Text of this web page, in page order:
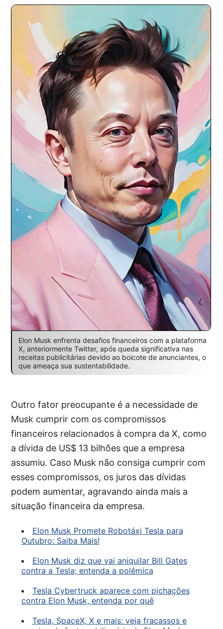
Elon Musk enfrenta desafios financeiros com a plataforma
X, anteriormente Twitter, após queda significativa nas
receitas publicitárias devido ao boicote de anunciantes, o
que ameaça sua sustentabilidade.
Outro fator preocupante é a necessidade de
Musk cumprir com os compromissos
financeiros relacionados à compra da X, como
a dívida de US$ 13 bilhões que a empresa
assumiu. Caso Musk não consiga cumprir com
esses compromissos, os juros das dívidas
podem aumentar, agravando ainda mais a
situação financeira da empresa.
Elon Musk Promete Robotáxi Tesla para
Outubro: Saiba Mais!
Elon Musk diz que vai aniquilar Bill Gates
contra a Tesla; entenda a polêmica
Tesla Cybertruck aparece com pichações
contra Elon Musk, entenda por quê
Tesla, SpaceX, X e mais: veja fracassos e